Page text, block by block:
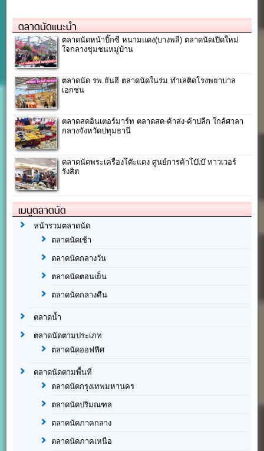
ตลาดนัดแนะนำ
ตลาดนัดหน้าบิ๊กซี หนามแดง(บางพลี) ตลาดนัดเปิดใหม่
ใจกลางชุมชนหมู่บ้าน
ตลาดนัด รพ.ยันฮี ตลาดนัดในร่ม ทำเลติดโรงพยาบาล
เอกชน
ตลาดสดอินเตอร์มาร์ท ตลาดสด-ค้าส่ง-ค้าปลีก ใกล้ศาลา
กลางจังหวัดปทุมธานี
ตลาดนัดพระเครื่องโต๊ะแดง ศูนย์การค้าโบ๊เบ๊ ทาวเวอร์
รังสิต
เมนูตลาดนัด
หน้ารวมตลาดนัด
ตลาดนัดเช้า
ตลาดนัดกลางวัน
ตลาดนัดตอนเย็น
ตลาดนัดกลางคืน
ตลาดน้ำ
ตลาดนัดตามประเภท
ตลาดนัดออฟฟิศ
ตลาดนัดตามพื้นที่
ตลาดนัดกรุงเทพมหานคร
ตลาดนัดปริมณฑล
ตลาดนัดภาคกลาง
ตลาดนัดภาคเหนือ